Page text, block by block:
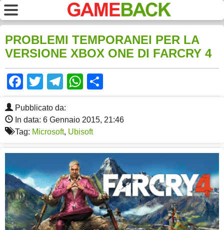
PROBLEMI TEMPORANEI PER LA
VERSIONE XBOX ONE DI FARCRY 4
Facebook
TwitterTelegram
WhatsApp
Pubblicato da:
In data: 6 Gennaio 2015, 21:46
Tag: Microsoft, Ubisoft